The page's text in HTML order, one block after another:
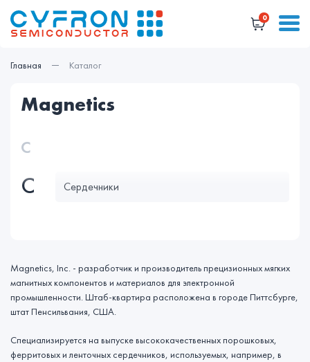
0
Главная Каталог
magnetics
С
С Сердечники
Magnetics, Inc. - разработчик и производитель прецизионных мягких
магнитных компонентов и материалов для электронной
промышленности. Штаб-квартира расположена в городе Питтсбурге,
штат Пенсильвания, США.
Специализируется на выпуске высококачественных порошковых,
ферритовых и ленточных сердечников, используемых, например, в